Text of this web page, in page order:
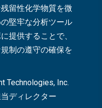
留性化学物質を微
堅牢な分析ツール
提供することで、
制の遵守の確保を
Technologies, Inc.
ディレクター